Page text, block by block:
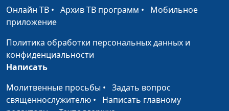
Почему нам стыдно?
Юлия Синицына,
Как повзрослеть?
Юлия Синицына,
Как мама влияет на
мою жизнь
Мария Вачева, психолог
Как стать Юлия Синицына,
Онлайн ТВ • Архив ТВ программ • Мобильное
приложение
Политика обработки персональных данных и
конфиденциальности
Написать
Молитвенные просьбы • Задать вопрос
священнослужителю • Написать главному